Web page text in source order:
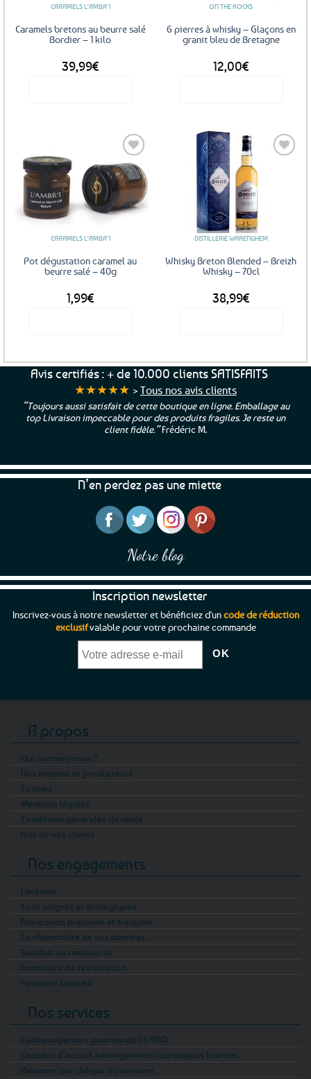
CARAMELS L'AMBR'1
Caramels bretons au beurre salé
Bordier – 1 kilo
39,99€
ON THE ROCKS
6 pierres à whisky – Glaçons en
granit bleu de Bretagne
12,00€
Ajouter
favoris
CARAMELS L'AMBR'1
Pot dégustation caramel au
beurre salé – 40g
1,99€
DISTILLERIE WARENGHEM
Whisky Breton Blended – Breizh
Whisky – 70cl
38,99€
Avis certifiés : + de 10.000 clients SATISFAITS
★★★★★ > Tous nos avis clients
“Toujours aussi satisfait de cette boutique en ligne. Emballage au
top Livraison impeccable pour des produits fragiles. Je reste un
client fidèle.”Frédéric M.
N’en perdez pas une miette
Notre blog
Inscription newsletter
Inscrivez-vous à notre newsletter et bénéficiez d'uncode de réduction
exclusifvalable pour votre prochaine commande
A propos
Qui sommes-nous ?
Nos artisans et producteurs
Cookies
Mentions légales
Conditions générales de vente
Avis de nos clients
Nos engagements
Livraison
Colis soignés et écologiques
Fabrication bretonne et française
Confidentialité de vos données
Satisfait ou remboursé
Formulaire de rétractation
Paiement sécurisé
Nos services
Cadeaux/paniers gourmands CE/PRO
Cadeaux d’accueil hébergements touristiques bretons
Paiement par chèque ou virement